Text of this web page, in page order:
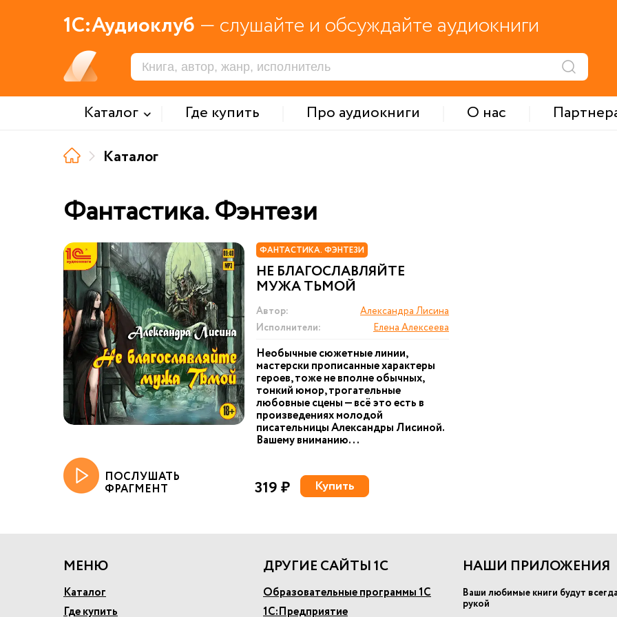
1С:Аудиоклуб — слушайте и обсуждайте аудиокниги
Каталог Где купить Про аудиокниги О нас
Каталог
Фантастика. Фэнтези
ФАНТАСТИКА. ФЭНТЕЗИ
НЕ БЛАГОСЛАВЛЯЙТЕ
МУЖА ТЬМОЙ
Автор:
Александра Лисина
Исполнители:
Елена Алексеева
Необычные сюжетные линии,
мастерски прописанные характеры
героев, тоже не вполне обычных,
тонкий юмор, трогательные
любовные сцены — всё это есть в
произведениях молодой
писательницы Александры Лисиной.
Вашему вниманию...
ПОСЛУШАТЬ
ФРАГМЕНТ 319 ₽ Купить
МЕНЮ
Каталог
Где купить
ДРУГИЕ САЙТЫ 1С
Образовательные программы 1С
1С:Предприятие
НАШИ ПРИЛОЖЕНИЯ
Ваши любимые книги будут
рукой